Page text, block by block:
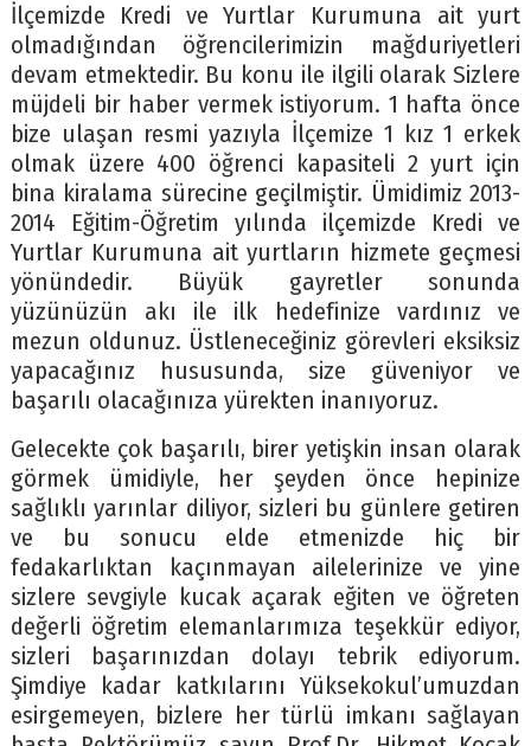
İlçemizde Kredi ve Yurtlar Kurumuna ait yurt
olmadığından öğrencilerimizin mağduriyetleri
devam etmektedir. Bu konu ile ilgili olarak Sizlere
müjdeli bir haber vermek istiyorum. 1 hafta önce
bize ulaşan resmi yazıyla İlçemize 1 kız 1 erkek
olmak üzere 400 öğrenci kapasiteli 2 yurt için
bina kiralama sürecine geçilmiştir. Ümidimiz 2013-
2014 Eğitim-Öğretim yılında ilçemizde Kredi ve
Yurtlar Kurumuna ait yurtların hizmete geçmesi
yönündedir. Büyük gayretler sonunda
yüzünüzün akı ile ilk hedefinize vardınız ve
mezun oldunuz. Üstleneceğiniz görevleri eksiksiz
yapacağınız hususunda, size güveniyor ve
başarılı olacağınıza yürekten inanıyoruz.
Gelecekte çok başarılı, birer yetişkin insan olarak
görmek ümidiyle, her şeyden önce hepinize
sağlıklı yarınlar diliyor, sizleri bu günlere getiren
ve bu sonucu elde etmenizde hiç bir
fedakarlıktan kaçınmayan ailelerinize ve yine
sizlere sevgiyle kucak açarak eğiten ve öğreten
değerli öğretim elemanlarımıza teşekkür ediyor,
sizleri başarınızdan dolayı tebrik ediyorum.
Şimdiye kadar katkılarını Yüksekokul’umuzdan
esirgemeyen, bizlere her türlü imkanı sağlayan